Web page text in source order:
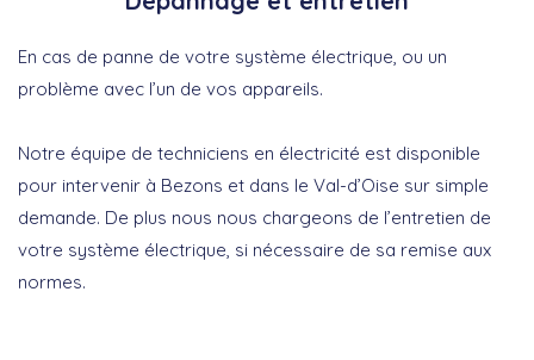
En cas de panne de votre système électrique, ou un
problème avec l’un de vos appareils.
Notre équipe de techniciens en électricité est disponible
pour intervenir à Bezons et dans le Val-d’Oise sur simple
demande. De plus nous nous chargeons de l’entretien de
votre système électrique, si nécessaire de sa remise aux
normes.